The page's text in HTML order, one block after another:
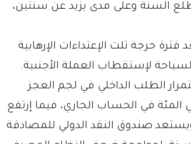
السنة وعلى مدى يزيد عن سنتين،
حرجة تلت الإعتداءات الإرهابية
لإستقطاب العملة الأجنبية.
الطلب الداخلي في لجم العجز
الذي بلغ 6.2 في المئة في الموازنة و6.4 في المئة في الحساب الجاري، فيما إرتفع
الإجمالي. ويستعد صندوق النقد الدولي للمصادقة